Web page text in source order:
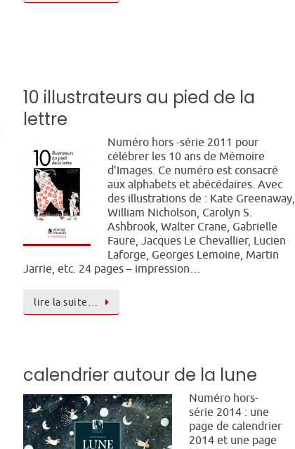
10 illustrateurs au pied de la
lettre
Numéro hors -série 2011 pour
célébrer les 10 ans de Mémoire
d’Images. Ce numéro est consacré
aux alphabets et abécédaires. Avec
des illustrations de : Kate Greenaway,
William Nicholson, Carolyn S.
Ashbrook, Walter Crane, Gabrielle
Faure, Jacques Le Chevallier, Lucien
Laforge, Georges Lemoine, Martin
Jarrie, etc. 24 pages – impression…
lire la suite…
calendrier autour de la lune
Numéro hors-
série 2014 : une
page de calendrier
2014 et une page